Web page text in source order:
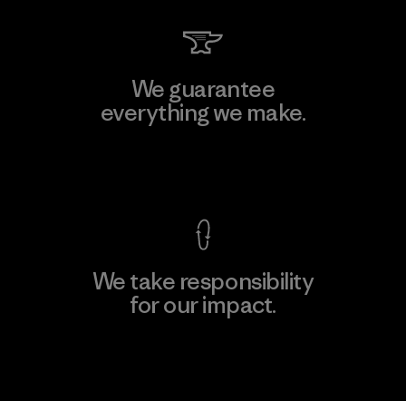
We guarantee
everything we make.
We take responsibility
for our impact.